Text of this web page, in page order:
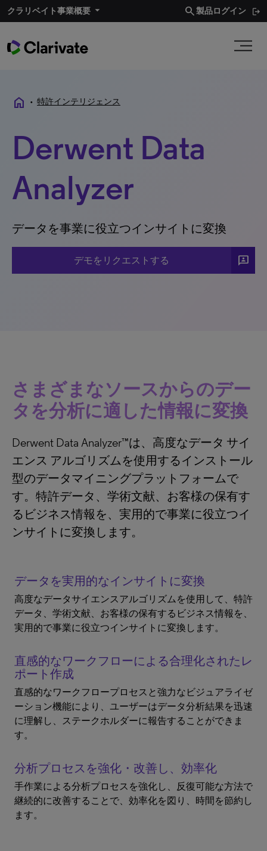
クラリベイト事業概要 search製品ログイン
home • 特許インテリジェンス
Derwent Data
Analyzer
データを事業に役立つインサイトに変換
デモをリクエストする 3P
さまざまなソースからのデー
タを分析に適した情報に変換
Derwent Data Analyzer™は、高度なデータ サイ
エンス アルゴリズムを使用するインストール
型のデータマイニングプラットフォームで
す。特許データ、学術文献、お客様の保有す
るビジネス情報を、実用的で事業に役立つイ
ンサイトに変換します。
データを実用的なインサイトに変換
高度なデータサイエンスアルゴリズムを使用して、特許
データ、学術文献、お客様の保有するビジネス情報を、
実用的で事業に役立つインサイトに変換します。
直感的なワークフローによる合理化されたレ
ポート作成
直感的なワークフロープロセスと強力なビジュアライゼ
ーション機能により、ユーザーはデータ分析結果を迅速
に理解し、ステークホルダーに報告することができま
す。
分析プロセスを強化・改善し、効率化
手作業による分析プロセスを強化し、反復可能な方法で
継続的に改善することで、効率化を図り、時間を節約し
ます。